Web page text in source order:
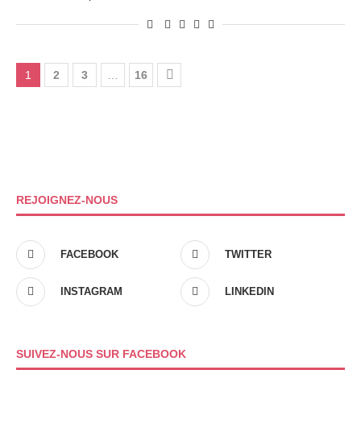
1 2 3 16
REJOIGNEZ-NOUS
FACEBOOK TWITTER
INSTAGRAM LINKEDIN
SUIVEZ-NOUS SUR FACEBOOK